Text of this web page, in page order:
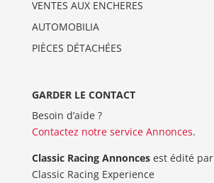
VENTES AUX ENCHERES
AUTOMOBILIA
PIÈCES DÉTACHÉES
GARDER LE CONTACT
Besoin d’aide ?
Contactez notre service Annonces.
Classic Racing Annoncesest édité par
Classic Racing Experience